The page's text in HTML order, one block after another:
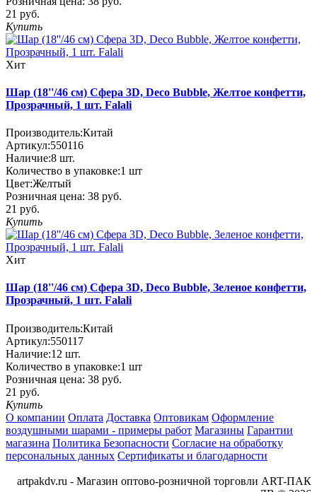
21 руб.
Купить
Хит
Шар (18''/46 см) Сфера 3D, Deco Bubble, Желтое конфетти,
Прозрачный, 1 шт. Falali
Производитель:Китай
Артикул:550116
Наличие:8 шт.
Количество в упаковке:1 шт
Цвет:Желтый
Розничная цена: 38 руб.
21 руб.
Купить
Хит
Шар (18''/46 см) Сфера 3D, Deco Bubble, Зеленое конфетти,
Прозрачный, 1 шт. Falali
Производитель:Китай
Артикул:550117
Наличие:12 шт.
Количество в упаковке:1 шт
Розничная цена: 38 руб.
21 руб.
Купить
О компании Оплата Доставка Оптовикам Оформление
воздушными шарами - примеры работ Магазины Гарантии
магазина Политика Безопасности Согласие на обработку
персональных данных Сертификаты и благодарности
artpakdv.ru - Магазин оптово-розничной торговли ART-ПАК